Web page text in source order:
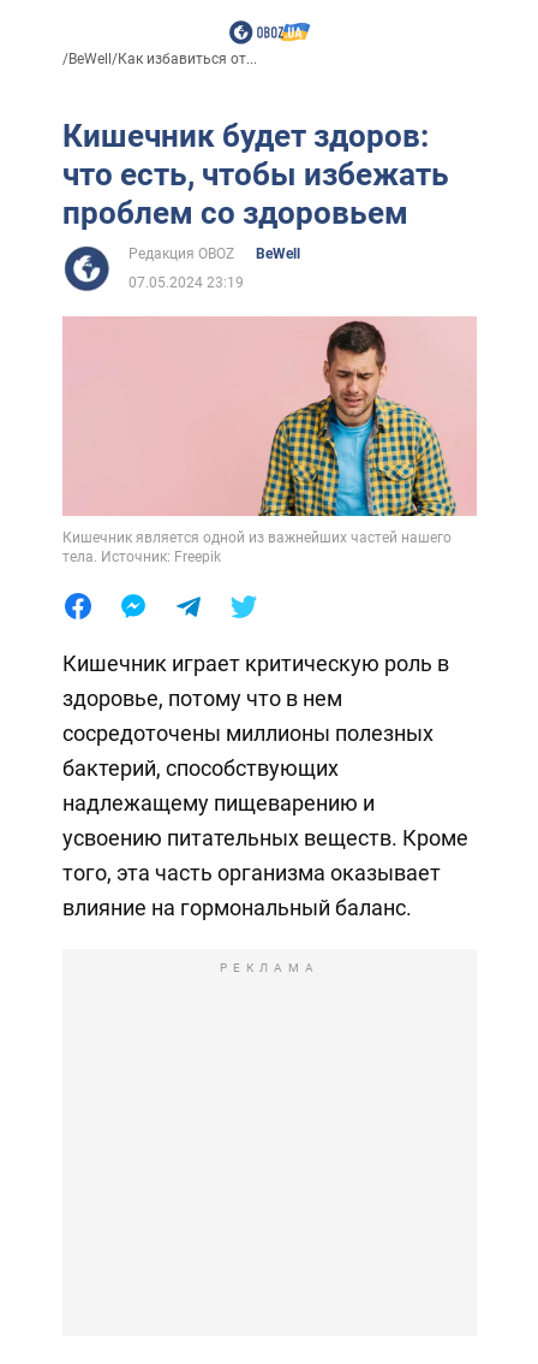
/BeWell/Как избавиться от...
Кишечник будет здоров:
что есть, чтобы избежать
проблем со здоровьем
Редакция OBOZ
BeWell
07.05.2024 23:19
Кишечник является одной из важнейших частей нашего
тела. Источник: Freepik
Кишечник играет критическую роль в
здоровье, потому что в нем
сосредоточены миллионы полезных
бактерий, способствующих
надлежащему пищеварению и
усвоению питательных веществ. Кроме
того, эта часть организма оказывает
влияние на гормональный баланс.
РЕКЛАМА